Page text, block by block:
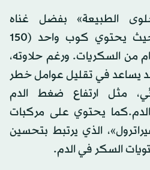
الطبيعة» بفضل غناه
بالسكريات الطبيعية، حيث يحتوي كوب واحد (150
على نحو 25.1 غرام من السكريات. ورغم حلاوته،
يساعد في تقليل عوامل خطر
مثل ارتفاع ضغط الدم
يحتوي على مركبات
الذي يرتبط بتحسين
السكر في الدم.